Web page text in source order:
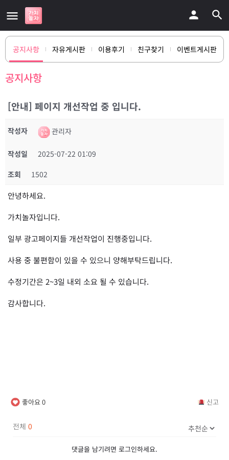
공지사항 자유게시판 이용후기 친구찾기 이벤트게시판
공지사항
[안내] 페이지 개선작업 중 입니다.
작성자 관리자
작성일
2025-07-22 01:09
조회
1502
안녕하세요.
가치놀자입니다.
일부 광고페이지들 개선작업이 진행중입니다.
사용 중 불편함이 있을 수 있으니 양해부탁드립니다.
수정기간은 2~3일 내외 소요 될 수 있습니다.
감사합니다.
좋아요0 신고
전체 0
댓글을 남기려면 로그인하세요.